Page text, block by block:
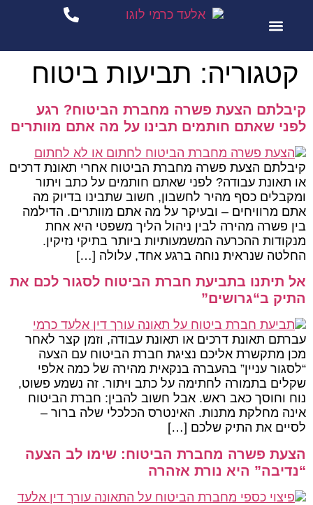
קטגוריה: תביעות ביטוח
קיבלתם הצעת פשרה מחברת הביטוח? רגע
לפני שאתם חותמים תבינו על מה אתם מוותרים
קיבלתם הצעת פשרה מחברת הביטוח אחרי תאונת דרכים
או תאונת עבודה? לפני שאתם חותמים על כתב ויתור
ומקבלים כסף מהיר לחשבון, חשוב שתבינו בדיוק מה
אתם מרוויחים – ובעיקר על מה אתם מוותרים. הדילמה
בין פשרה מהירה לבין ניהול הליך משפטי היא אחת
מנקודות ההכרעה המשמעותיות ביותר בתיקי נזיקין.
החלטה שנראית נוחה ברגע אחד, עלולה […]
אל תיתנו בתביעת חברת הביטוח לסגור לכם את
התיק ב“גרושים”
עברתם תאונת דרכים או תאונת עבודה, וזמן קצר לאחר
מכן מתקשרת אליכם נציגת חברת הביטוח עם הצעה
“לסגור עניין” בהעברה בנקאית מהירה של כמה אלפי
שקלים בתמורה לחתימה על כתב ויתור. זה נשמע פשוט,
נוח וחוסך כאב ראש. אבל חשוב להבין: חברת הביטוח
אינה מחלקת מתנות. האינטרס הכלכלי שלה ברור –
לסיים את התיק שלכם […]
הצעת פשרה מחברת הביטוח: שימו לב הצעה
“נדיבה” היא נורת אזהרה